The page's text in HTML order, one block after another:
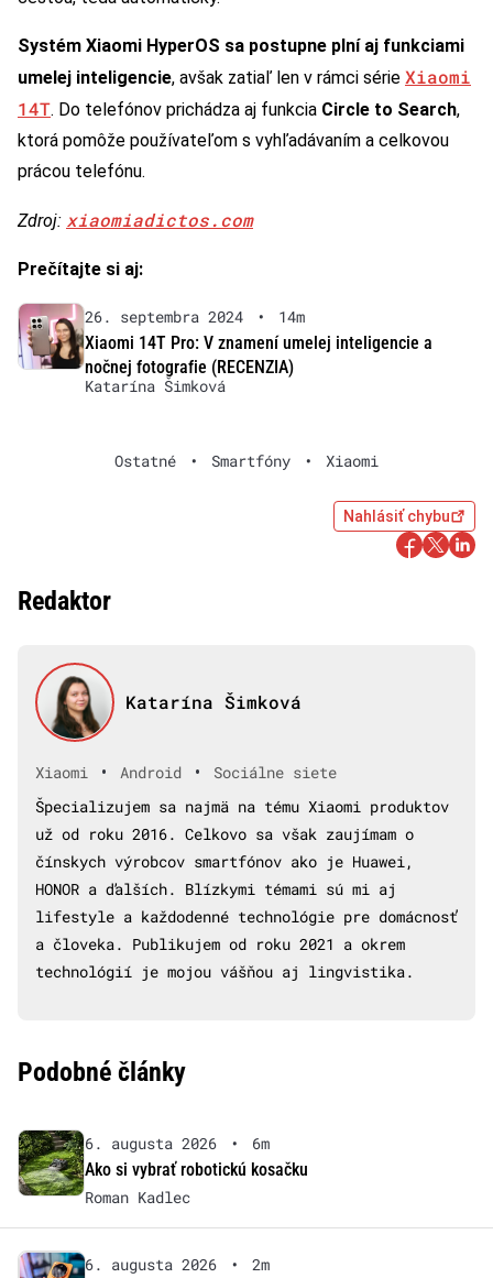
Systém Xiaomi HyperOS sa postupne plní aj funkciami
umelej inteligencie, avšak zatiaľ len v rámci série Xiaomi
14T. Do telefónov prichádza aj funkcia Circle to Search,
ktorá pomôže používateľom s vyhľadávaním a celkovou
prácou telefónu.
Zdroj: xiaomiadictos.com
Prečítajte si aj:
26. septembra 2024 •
14m
Xiaomi 14T Pro: V znamení umelej inteligencie a
nočnej fotografie (RECENZIA)
Katarína Šimková
Ostatné • Smartfóny • Xiaomi
Nahlásiť chybu
Redaktor
Katarína Šimková
Xiaomi • Android •
Sociálne siete
Špecializujem sa najmä na tému Xiaomi produktov
už od roku 2016. Celkovo sa však zaujímam o
čínskych výrobcov smartfónov ako je Huawei,
HONOR a ďalších. Blízkymi témami sú mi aj
lifestyle a každodenné technológie pre domácnosť
a človeka. Publikujem od roku 2021 a okrem
technológií je mojou vášňou aj lingvistika.
Podobné články
6. augusta 2026 •
6m
Ako si vybrať robotickú kosačku
Roman Kadlec
6. augusta 2026 •
2m